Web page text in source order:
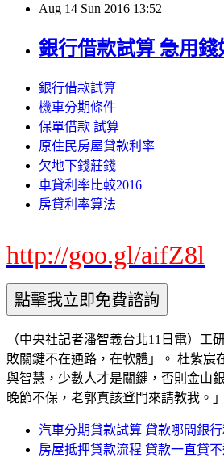
Aug 14 Sun 2016 13:52
銀行借款試算 急用
銀行借款試算
機車分期條件
保單借款 試算
原住民房屋貸款利率
欠地下錢莊錢
車貸利率比較2016
房貸利率算法
http://goo.gl/aifZ8l
（中央社記者潘智義台北11日電）
敗關鍵不在通路，在軟體」。 杜紫
與智慧，少數人才是關鍵，否則金山
晚節不保，老郭真該登門來請教我。
汽車分期貸款試算 貸款哪間銀
房屋抵押貸款流程 貸款一直貸